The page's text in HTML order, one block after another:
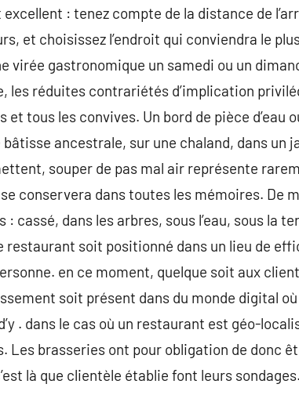
: tenez compte de la distance de
et choisissez l’endroit qui conviendra le
virée gastronomique un samedi ou un
les réduites contrariétés d’implication
tous les convives. Un bord de pièce d’eau
ancestrale, sur une chaland, dans un
souper de pas mal air représente
conservera dans toutes les mémoires. De
cassé, dans les arbres, sous l’eau, sous la
soit positionné dans un lieu de
en ce moment, quelque soit aux
soit présent dans du monde digital
. dans le cas où un restaurant est géo-
Les brasseries ont pour obligation de donc
là que clientèle établie font leurs sondages.